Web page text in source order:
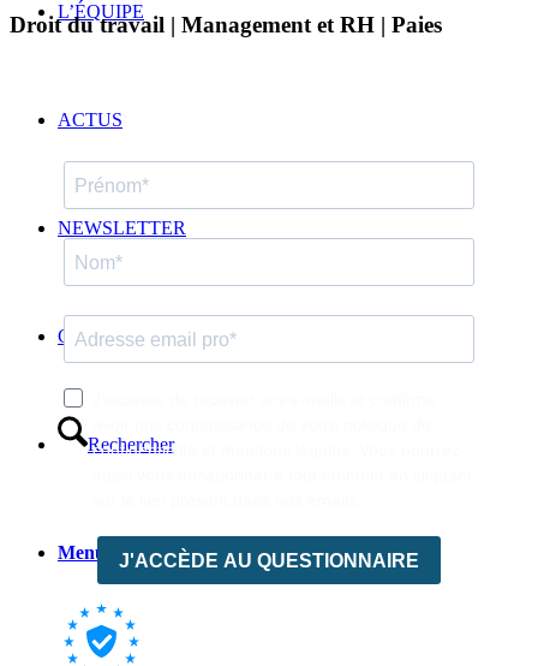
L’ÉQUIPE
ACTUS
NEWSLETTER
CONTACT
Rechercher
Menu Menu
Droit du travail | Management et RH | Paies